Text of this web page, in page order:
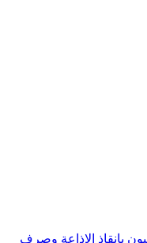
بإنقاذ الإذاعة وصرف